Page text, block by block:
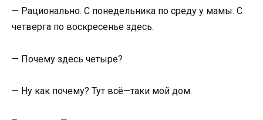
— Рационально. С понедельника по среду у мамы. С
четверга по воскресенье здесь.
— Почему здесь четыре?
— Ну как почему? Тут всё—таки мой дом.